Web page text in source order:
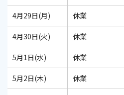
4月29日(月) 休業
4月30日(火) 休業
5月1日(水) 休業
5月2日(木) 休業